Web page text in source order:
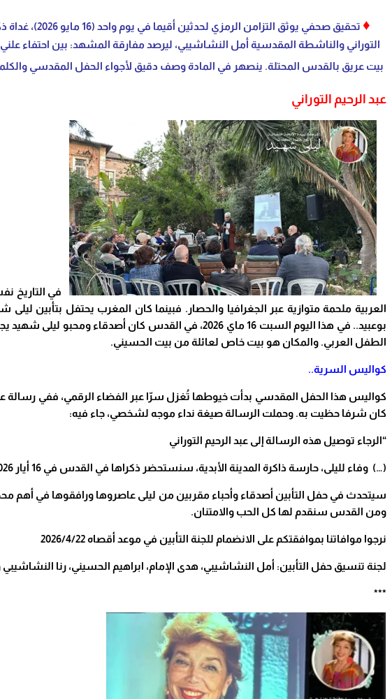
♦
تحقيق صحفي
التوراني والناشطة المقدسية أمل النشاشيبي، ليرصد مفارقة المشهد: بين احتفاء
بيت عريق بالقدس المحتلة. ينصهر في المادة وصف دقيق لأجواء الحفل المقدسي
عبد الرحيم التوراني
العربية ملحمة متوازية عبر الجغرافيا والحصار. فبينما كان المغرب يحتفل بتأبين
الطفل العربي. والمكان هو بيت خاص لعائلة من بيت الحسيني.
كواليس السرية..
كواليس هذا الحفل المقدسي بدأت خيوطها تُغزل سرّا عبر الفضاء الرقمي، ففي رسالة
كان شرفا حظيت به. وحملت الرسالة صيغة نداء موجه لشخصي، جاء فيه:
“الرجاء توصيل هذه الرسالة إلى عبد الرحيم التوراني
(…) وفاء لليلى، حارسة ذاكرة المدينة الأبدية، سنستحضر ذكراها في القدس في 16 أيار 2026، وندعوكم لمشاركتنا لجنة التأبين
سيتحدث في حفل التأبين أصدقاء وأحباء مقربين من ليلى عاصروها ورافقوها في أهم
ومن القدس سنقدم لها كل الحب والامتنان.
نرجوا موافاتنا بموافقتكم على الانضمام للجنة التأبين في موعد أقصاه 2026/4/22
لجنة تنسيق حفل التأبين: أمل النشاشيبي، هدى الإمام، ابراهيم الحسيني، رنا
***